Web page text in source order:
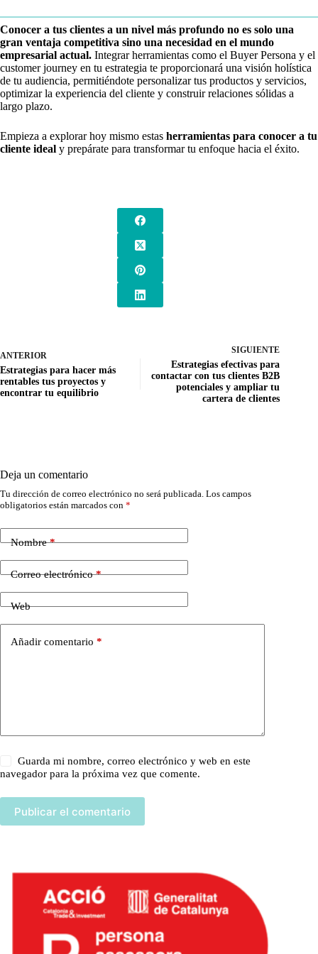
Conocer a tus clientes a un nivel más profundo no es solo una
gran ventaja competitiva sino una necesidad en el mundo
empresarial actual. Integrar herramientas como el Buyer Persona y el
customer journey en tu estrategia te proporcionará una visión holística
de tu audiencia, permitiéndote personalizar tus productos y servicios,
optimizar la experiencia del cliente y construir relaciones sólidas a
largo plazo.
Empieza a explorar hoy mismo estas herramientas para conocer a tu
cliente ideal y prepárate para transformar tu enfoque hacia el éxito.
ANTERIOR
Estrategias para hacer más
rentables tus proyectos y
encontrar tu equilibrio
SIGUIENTE
Estrategias efectivas para
contactar con tus clientes B2B
potenciales y ampliar tu
cartera de clientes
Deja un comentario
Tu dirección de correo electrónico no será publicada. Los campos
obligatorios están marcados con *
Nombre*
Correo electrónico*
Web
Añadir comentario *
Guarda mi nombre, correo electrónico y web en este
navegador para la próxima vez que comente.
Publicar el comentario